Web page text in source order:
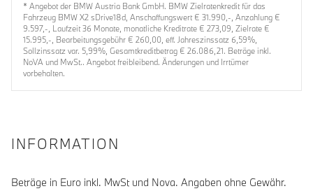
* Angebot der BMW Austria Bank GmbH. BMW Zielratenkredit für das
Fahrzeug BMW X2 sDrive18d, Anschaffungswert € 31.990,-, Anzahlung €
9.597,-, Laufzeit 36 Monate, monatliche Kreditrate € 273,09, Zielrate €
15.995,-, Bearbeitungsgebühr € 260,00, eff. Jahreszinssatz 6,59%,
Sollzinssatz var. 5,99%, Gesamtkreditbetrag € 26.086,21. Beträge inkl.
NoVA und MwSt.. Angebot freibleibend. Änderungen und Irrtümer
vorbehalten.
INFORMATION
Beträge in Euro inkl. MwSt und Nova. Angaben ohne Gewähr.